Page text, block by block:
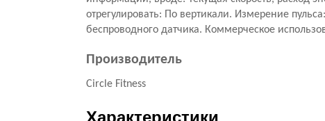
отрегулировать: По вертикали. Измерение
беспроводного датчика. Коммерческое
Производитель
Circle Fitness
Характеристики